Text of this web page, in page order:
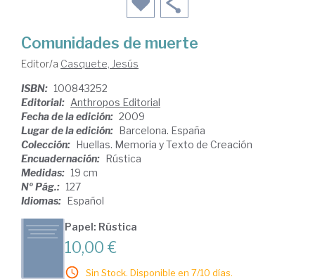
Comunidades de muerte
Editor/a Casquete, Jesús
ISBN: 100843252
Editorial: Anthropos Editorial
Fecha de la edición: 2009
Lugar de la edición: Barcelona. España
Colección: Huellas. Memoria y Texto de Creación
Encuadernación: Rústica
Medidas: 19 cm
Nº Pág.: 127
Idiomas: Español
Papel: Rústica
10,00 €
Sin Stock. Disponible en 7/10 días.